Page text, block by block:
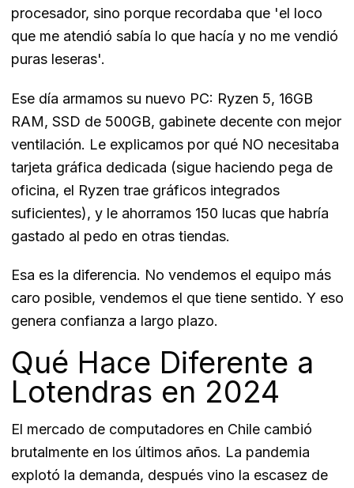
procesador, sino porque recordaba que 'el loco
que me atendió sabía lo que hacía y no me vendió
puras leseras'.
Ese día armamos su nuevo PC: Ryzen 5, 16GB
RAM, SSD de 500GB, gabinete decente con mejor
ventilación. Le explicamos por qué NO necesitaba
tarjeta gráfica dedicada (sigue haciendo pega de
oficina, el Ryzen trae gráficos integrados
suficientes), y le ahorramos 150 lucas que habría
gastado al pedo en otras tiendas.
Esa es la diferencia. No vendemos el equipo más
caro posible, vendemos el que tiene sentido. Y eso
genera confianza a largo plazo.
Qué Hace Diferente a
Lotendras en 2024
El mercado de computadores en Chile cambió
brutalmente en los últimos años. La pandemia
explotó la demanda, después vino la escasez de